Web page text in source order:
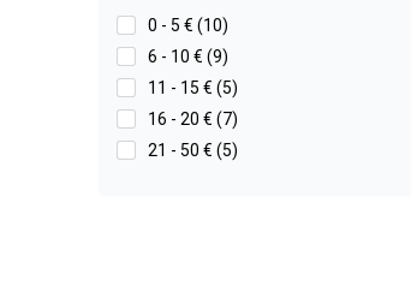
0 - 5 € (10)
6 - 10 € (9)
11 - 15 € (5)
16 - 20 € (7)
21 - 50 € (5)